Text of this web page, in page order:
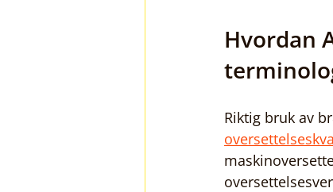
Hvordan
Riktig bruk av